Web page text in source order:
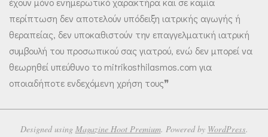
περίπτωση δεν αποτελούν υπόδειξη ιατρικής αγωγής ή
θεραπείας, δεν υποκαθιστούν την επαγγελματική ιατρική
συμβουλή του προσωπικού σας γιατρού, ενώ δεν μπορεί να
θεωρηθεί υπεύθυνο το mitrikosthilasmos.com για
οποιαδήποτε ενδεχόμενη χρήση τους❞
Designed using Magazine Hoot Premium. Powered by WordPress.